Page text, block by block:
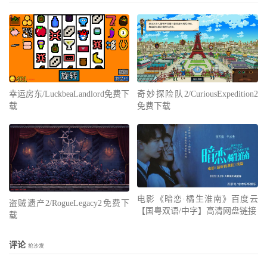
幸运房东/LuckbeaLandlord免费下
载
奇妙探险队2/CuriousExpedition2
免费下载
盗贼遗产2/RogueLegacy2免费下
载
电影《暗恋·橘生淮南》百度云
【国粤双语/中字】高清网盘链接
评论 抢沙发